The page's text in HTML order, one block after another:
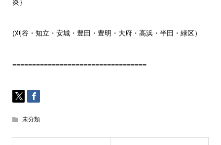
炎｝
(刈谷・知立・安城・豊田・豊明・大府・高浜・半田・緑区）
==================================
未分類